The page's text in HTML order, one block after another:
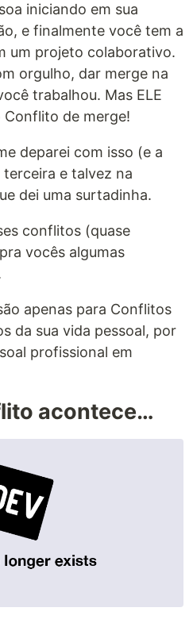
iniciando em sua
e finalmente você tem a
um projeto colaborativo.
orgulho, dar merge na
trabalhou. Mas ELE
Conflito de merge!
deparei com isso (e a
e talvez na
dei uma surtadinha.
conflitos (quase
vocês algumas
apenas para Conflitos
da sua vida pessoal, por
profissional em
acontece…